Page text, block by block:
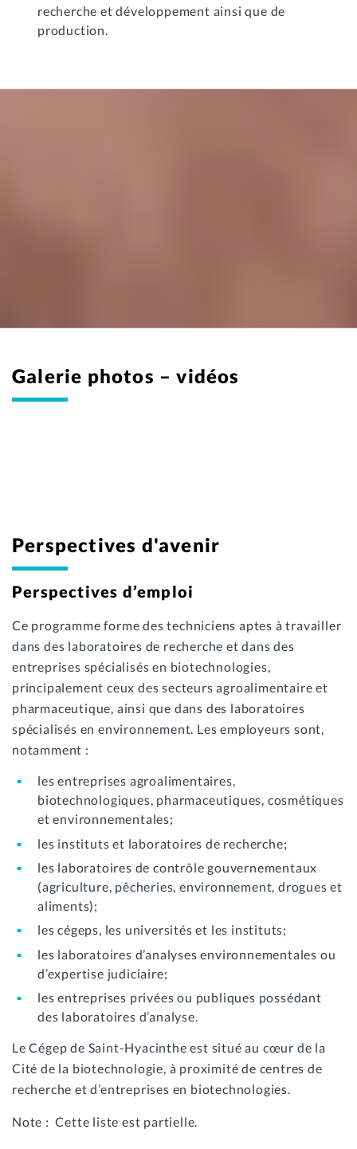
recherche et développement ainsi que de
production.
Galerie photos – vidéos
Perspectives d'avenir
Perspectives d’emploi
Ce programme forme des techniciens aptes à travailler
dans des laboratoires de recherche et dans des
entreprises spécialisés en biotechnologies,
principalement ceux des secteurs agroalimentaire et
pharmaceutique, ainsi que dans des laboratoires
spécialisés en environnement. Les employeurs sont,
notamment :
les entreprises agroalimentaires,
biotechnologiques, pharmaceutiques, cosmétiques
et environnementales;
les instituts et laboratoires de recherche;
les laboratoires de contrôle gouvernementaux
(agriculture, pêcheries, environnement, drogues et
aliments);
les cégeps, les universités et les instituts;
les laboratoires d’analyses environnementales ou
d’expertise judiciaire;
les entreprises privées ou publiques possédant
des laboratoires d’analyse.
Le Cégep de Saint-Hyacinthe est situé au cœur de la
Cité de la biotechnologie, à proximité de centres de
recherche et d’entreprises en biotechnologies.
Note : Cette liste est partielle.